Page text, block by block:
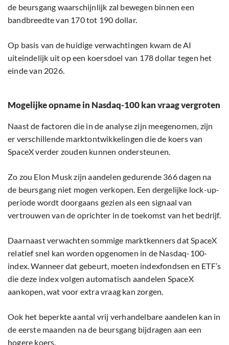
de beursgang waarschijnlijk zal bewegen binnen een
bandbreedte van 170 tot 190 dollar.
Op basis van de huidige verwachtingen kwam de AI
uiteindelijk uit op een koersdoel van 178 dollar tegen het
einde van 2026.
Mogelijke opname in Nasdaq-100 kan vraag vergroten
Naast de factoren die in de analyse zijn meegenomen, zijn
er verschillende marktontwikkelingen die de koers van
SpaceX verder zouden kunnen ondersteunen.
Zo zou Elon Musk zijn aandelen gedurende 366 dagen na
de beursgang niet mogen verkopen. Een dergelijke lock-up-
periode wordt doorgaans gezien als een signaal van
vertrouwen van de oprichter in de toekomst van het bedrijf.
Daarnaast verwachten sommige marktkenners dat SpaceX
relatief snel kan worden opgenomen in de Nasdaq-100-
index. Wanneer dat gebeurt, moeten indexfondsen en ETF’s
die deze index volgen automatisch aandelen SpaceX
aankopen, wat voor extra vraag kan zorgen.
Ook het beperkte aantal vrij verhandelbare aandelen kan in
de eerste maanden na de beursgang bijdragen aan een
hogere koers.